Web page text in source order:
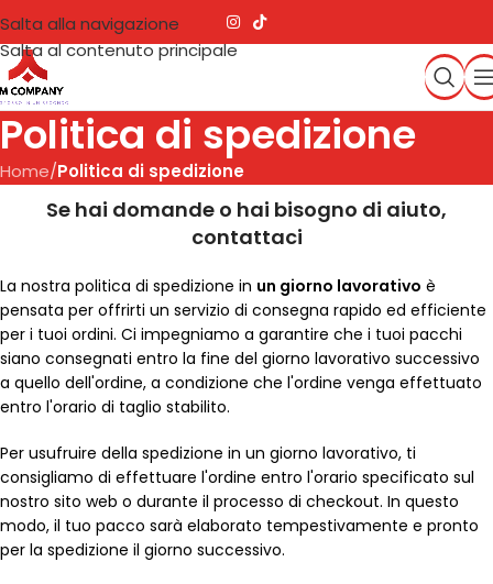
Salta alla navigazione
Salta al contenuto principale
Politica di spedizione
Home/Politica di spedizione
Se hai domande o hai bisogno di aiuto,
contattaci
La nostra politica di spedizione in un giorno lavorativo è
pensata per offrirti un servizio di consegna rapido ed efficiente
per i tuoi ordini. Ci impegniamo a garantire che i tuoi pacchi
siano consegnati entro la fine del giorno lavorativo successivo
a quello dell'ordine, a condizione che l'ordine venga effettuato
entro l'orario di taglio stabilito.
Per usufruire della spedizione in un giorno lavorativo, ti
consigliamo di effettuare l'ordine entro l'orario specificato sul
nostro sito web o durante il processo di checkout. In questo
modo, il tuo pacco sarà elaborato tempestivamente e pronto
per la spedizione il giorno successivo.